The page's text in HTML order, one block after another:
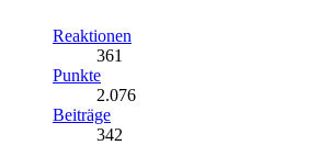
Reaktionen
361
Punkte
2.076
Beiträge
342